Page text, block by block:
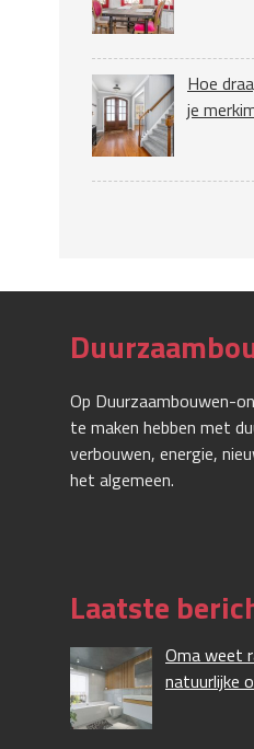
Hoe
je
Op Duurzaambouwen-
te maken hebben met
verbouwen, energie,
het algemeen.
Laatste
Oma weet
natuurlijke